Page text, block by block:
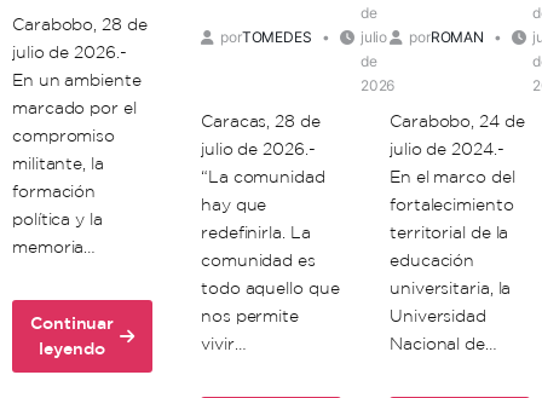
Carabobo, 28 de
julio de 2026.-
En un ambiente
marcado por el
compromiso
militante, la
formación
política y la
memoria…
Continuar
leyendo
about
Unacom
porTOMEDES
de
julio
de
2026
Caracas, 28 de
julio de 2026.-
“La comunidad
hay que
redefinirla. La
comunidad es
todo aquello que
nos permite
vivir…
porROMAN
Carabobo, 24 de
julio de 2024.-
En el marco del
fortalecimiento
territorial de la
educación
universitaria, la
Universidad
Nacional de…